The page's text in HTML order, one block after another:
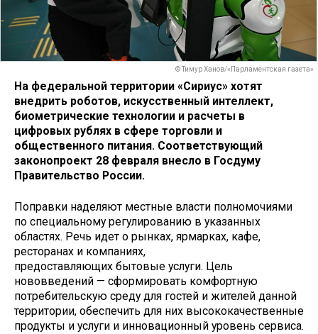
© Тимур Ханов/«Парламентская газета»
На федеральной территории «Сириус» хотят
внедрить роботов, искусственный интеллект,
биометрические технологии и расчеты в
цифровых рублях в сфере торговли и
общественного питания. Соответствующий
законопроект 28 февраля внесло в Госдуму
Правительство России.
Поправки наделяют местные власти полномочиями
по специальному регулированию в указанных
областях. Речь идет о рынках, ярмарках, кафе,
ресторанах и компаниях,
предоставляющих бытовые услуги. Цель
нововведений — сформировать комфортную
потребительскую среду для гостей и жителей данной
территории, обеспечить для них высококачественные
продукты и услуги и инновационный уровень сервиса.